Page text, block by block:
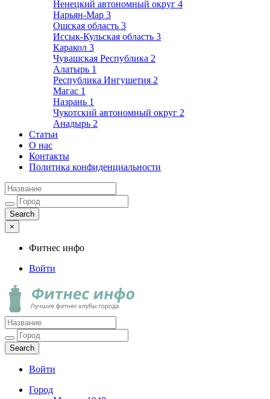
Ненецкий автономный округ 4
Нарьян-Мар 3
Ошская область 3
Иссык-Кульская область 3
Каракол 3
Чувашская Республика 2
Алатырь 1
Республика Ингушетия 2
Магас 1
Назрань 1
Чукотский автономный округ 2
Анадырь 2
Статьи
О нас
Контакты
Политика конфиденциальности
×
Фитнес инфо
Войти
Фитнес инфо
Лучшие фитнес клубы города
Войти
Город